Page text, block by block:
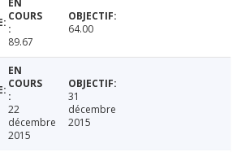
89.67
64.00
22
décembre
2015
31
décembre
2015